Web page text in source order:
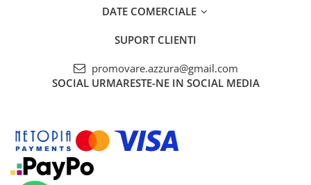
DATE COMERCIALE
SUPORT CLIENTI
promovare.azzura@gmail.com
SOCIAL URMARESTE-NE IN SOCIAL MEDIA